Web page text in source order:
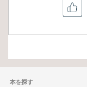
本を探す